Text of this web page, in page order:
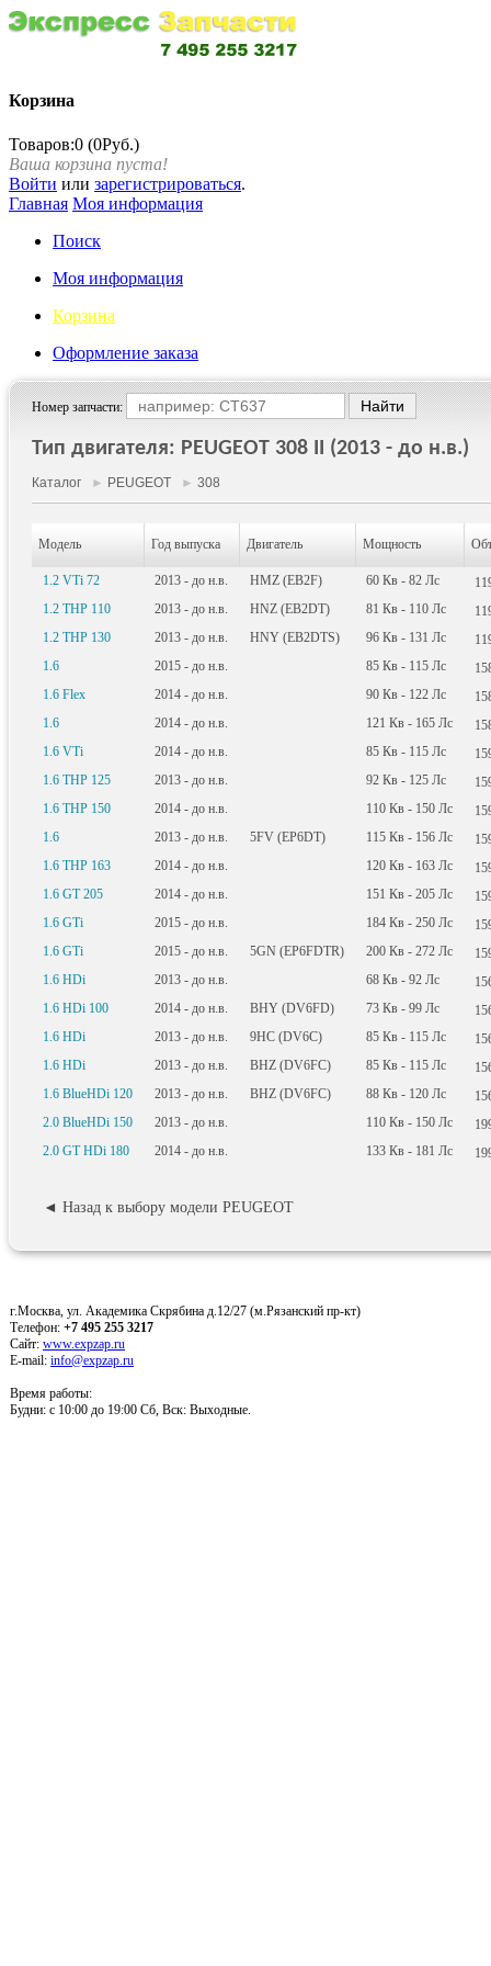
Корзина
Товаров:0 (0Руб.)
Ваша корзина пуста!
Войти или зарегистрироваться.
Главная Моя информация
Поиск
Моя информация
Корзина
Оформление заказа
Номер запчасти:
Тип двигателя: PEUGEOT 308 II (2013 - до н.в.)
Каталог ► PEUGEOT ► 308
Модель Год выпуска Двигатель Мощность
1.2 VTi 72 2013 - до н.в. HMZ (EB2F) 60 Кв - 82 Лс
1.2 THP 110
2013 - до н.в. HNZ (EB2DT) 81 Кв - 110 Лс
1.2 THP 130
2013 - до н.в. HNY (EB2DTS) 96 Кв - 131 Лс
1.6
2015 - до н.в. 85 Кв - 115 Лс
1.6 Flex
2014 - до н.в. 90 Кв - 122 Лс
1.6
2014 - до н.в. 121 Кв - 165 Лс
1.6 VTi
2014 - до н.в. 85 Кв - 115 Лс
1.6 THP 125
2013 - до н.в. 92 Кв - 125 Лс
1.6 THP 150
2014 - до н.в. 110 Кв - 150 Лс
1.6
2013 - до н.в. 5FV (EP6DT) 115 Кв - 156 Лс
1.6 THP 163
2014 - до н.в. 120 Кв - 163 Лс
1.6 GT 205
2014 - до н.в. 151 Кв - 205 Лс
1.6 GTi
2015 - до н.в. 184 Кв - 250 Лс
1.6 GTi
2015 - до н.в. 5GN (EP6FDTR) 200 Кв - 272 Лс
1.6 HDi
2013 - до н.в. 68 Кв - 92 Лс
1.6 HDi 100
2014 - до н.в. BHY (DV6FD) 73 Кв - 99 Лс
1.6 HDi
2013 - до н.в. 9HC (DV6C) 85 Кв - 115 Лс
1.6 HDi
2013 - до н.в. BHZ (DV6FC) 85 Кв - 115 Лс
1.6 BlueHDi 120
2013 - до н.в. BHZ (DV6FC) 88 Кв - 120 Лс
2.0 BlueHDi 150
2013 - до н.в. 110 Кв - 150 Лс
2.0 GT HDi 180
2014 - до н.в. 133 Кв - 181 Лс
◄ Назад к выбору модели PEUGEOT
г.Москва, ул. Академика Скрябина д.12/27 (м.Рязанский пр-кт)
Телефон: +7 495 255 3217
Сайт: www.expzap.ru
E-mail: info@expzap.ru
Время работы:
Будни: c 10:00 до 19:00 Сб, Вск: Выходные.